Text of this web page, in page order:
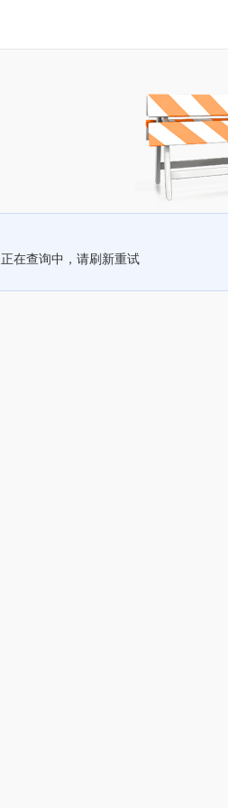
正在查询中，请刷新重试